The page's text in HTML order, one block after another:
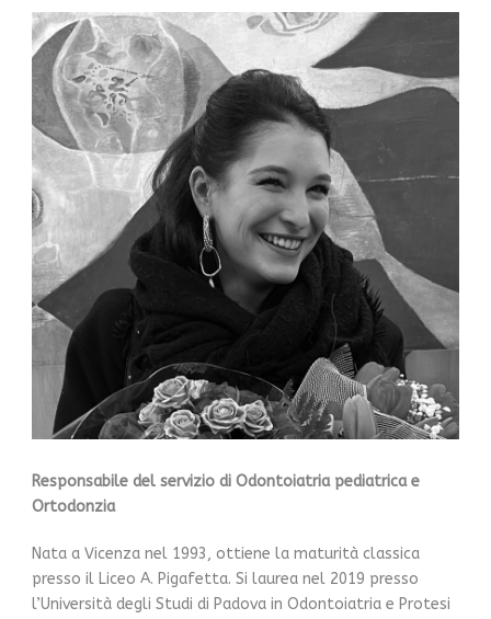
Responsabile del servizio di Odontoiatria pediatrica e
Ortodonzia
Nata a Vicenza nel 1993, ottiene la maturità classica
presso il Liceo A. Pigafetta. Si laurea nel 2019 presso
l’Università degli Studi di Padova in Odontoiatria e Protesi